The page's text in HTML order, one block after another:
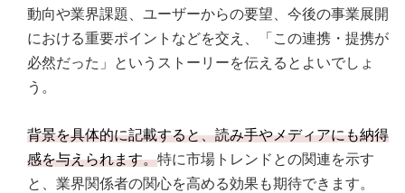
動向や業界課題、ユーザーからの要望、今後の事業展開
における重要ポイントなどを交え、「この連携・提携が
必然だった」というストーリーを伝えるとよいでしょ
う。
背景を具体的に記載すると、読み手やメディアにも納得
感を与えられます。特に市場トレンドとの関連を示す
と、業界関係者の関心を高める効果も期待できます。